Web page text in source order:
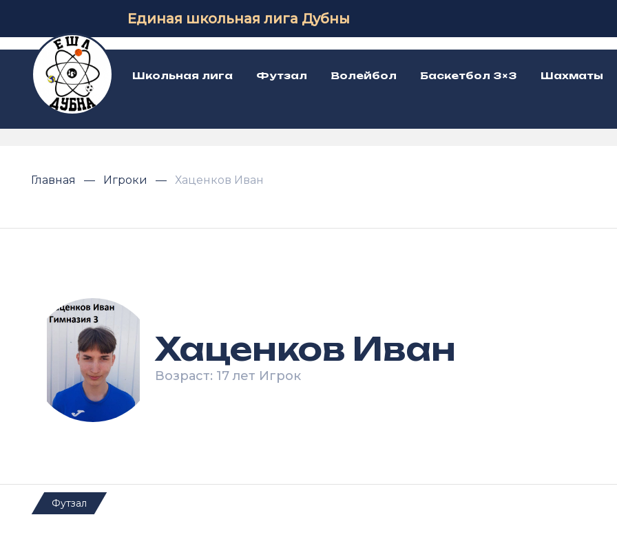
Единая школьная лига Дубны
Школьная лига Футзал Волейбол Баскетбол 3×3 Шахматы
Главная Игроки Хаценков Иван
Хаценков Иван
Возраст: 17 лет Игрок
Футзал